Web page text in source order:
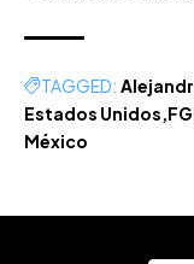
TAGGED:
Estados Unidos
México